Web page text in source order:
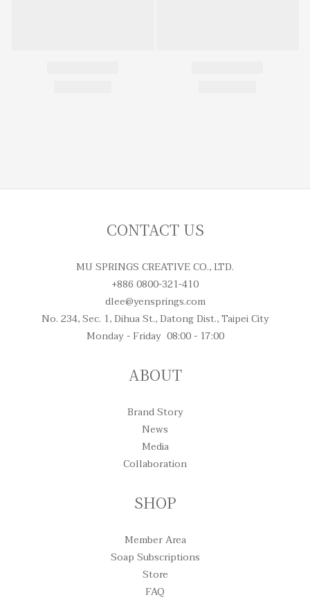
CONTACT US
MU SPRINGS CREATIVE CO., LTD.
+886 0800-321-410
dlee@yensprings.com
No. 234, Sec. 1, Dihua St., Datong Dist., Taipei City
Monday - Friday 08:00 - 17:00
ABOUT
Brand Story
News
Media
Collaboration
SHOP
Member Area
Soap Subscriptions
Store
FAQ